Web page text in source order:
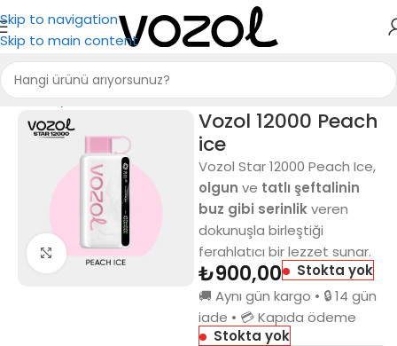
Skip to navigation
Skip to main content
Ana Sayfa Vozol 12000
Büyütmek için tıkla
Vozol 12000 Peach
ice
Vozol Star 12000 Peach Ice,
olgun ve tatlı şeftalinin
buz gibi serinlikveren
dokunuşla birleştiği
ferahlatıcı bir lezzet sunar.
₺900,00
Stokta yok
🚚 Aynı gün kargo • 🔒 14 gün
iade • 💳 Kapıda ödeme
Stokta yok